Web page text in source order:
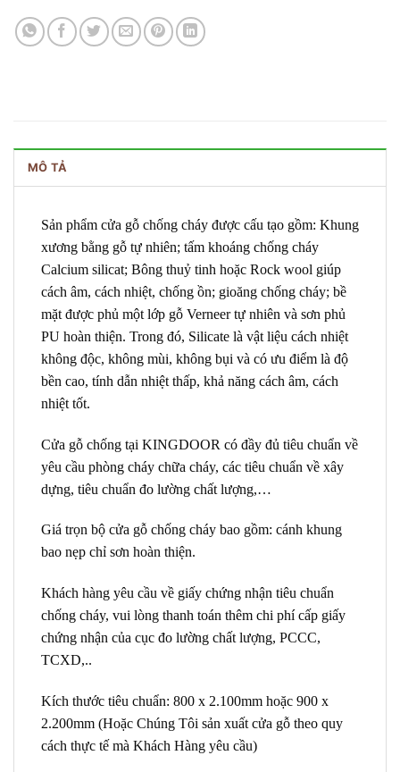
MÔ TẢ
Sản phẩm cửa gỗ chống cháy được cấu tạo gồm: Khung
xương bằng gỗ tự nhiên; tấm khoáng chống cháy
Calcium silicat; Bông thuỷ tinh hoặc Rock wool giúp
cách âm, cách nhiệt, chống ồn; gioăng chống cháy; bề
mặt được phủ một lớp gỗ Verneer tự nhiên và sơn phủ
PU hoàn thiện. Trong đó, Silicate là vật liệu cách nhiệt
không độc, không mùi, không bụi và có ưu điểm là độ
bền cao, tính dẫn nhiệt thấp, khả năng cách âm, cách
nhiệt tốt.
Cửa gỗ chống tại KINGDOOR có đầy đủ tiêu chuẩn về
yêu cầu phòng cháy chữa cháy, các tiêu chuẩn về xây
dựng, tiêu chuẩn đo lường chất lượng,…
Giá trọn bộ cửa gỗ chống cháy bao gồm: cánh khung
bao nẹp chỉ sơn hoàn thiện.
Khách hàng yêu cầu về giấy chứng nhận tiêu chuẩn
chống cháy, vui lòng thanh toán thêm chi phí cấp giấy
chứng nhận của cục đo lường chất lượng, PCCC,
TCXD,..
Kích thước tiêu chuẩn: 800 x 2.100mm hoặc 900 x
2.200mm (Hoặc Chúng Tôi sản xuất cửa gỗ theo quy
cách thực tế mà Khách Hàng yêu cầu)